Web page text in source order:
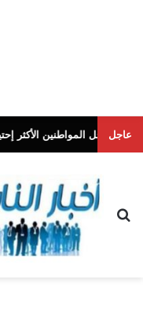
عاجلالأكثر إحتياجا أخبار
بحث عن